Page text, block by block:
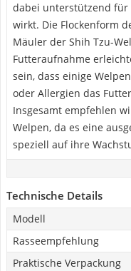
dabei unterstützend für
wirkt. Die Flockenform
Mäuler der Shih Tzu-
Futteraufnahme
sein, dass einige
oder Allergien das
Insgesamt empfehlen
Welpen, da es eine
speziell auf ihre
Technische Details
Modell
Rasseempfehlung
Praktische Verpackung